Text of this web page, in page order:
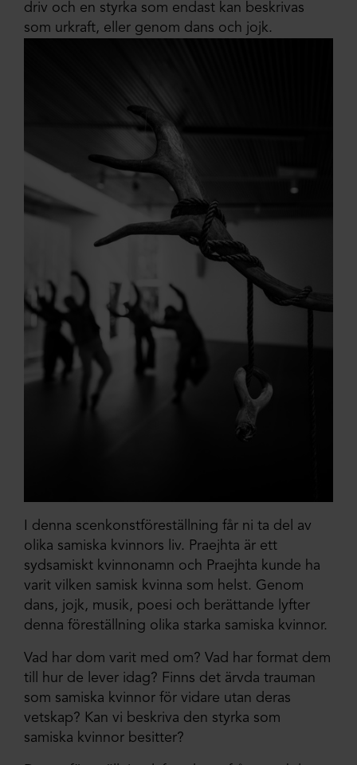
driv och en styrka som endast kan beskrivas
som urkraft, eller genom dans och jojk.
I denna scenkonstföreställning får ni ta del av
olika samiska kvinnors liv. Praejhta är ett
sydsamiskt kvinnonamn och Praejhta kunde ha
varit vilken samisk kvinna som helst. Genom
dans, jojk, musik, poesi och berättande lyfter
denna föreställning olika starka samiska kvinnor.
Vad har dom varit med om? Vad har format dem
till hur de lever idag? Finns det ärvda trauman
som samiska kvinnor för vidare utan deras
vetskap? Kan vi beskriva den styrka som
samiska kvinnor besitter?